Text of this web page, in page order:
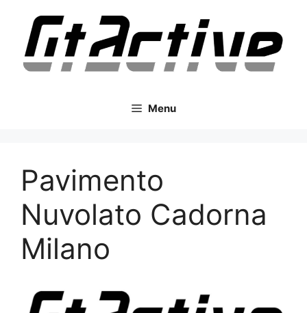
contenuto
Menu
Pavimento
Nuvolato Cadorna
Milano